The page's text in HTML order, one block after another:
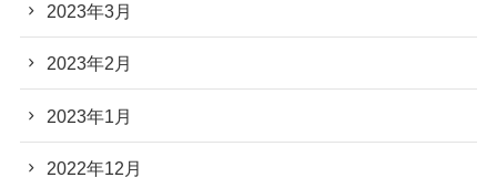
2023年3月
2023年2月
2023年1月
2022年12月